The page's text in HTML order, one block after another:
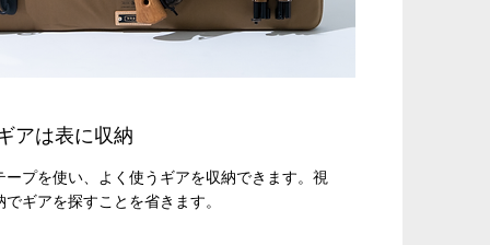
アは表に収納
ープを使い、よく使うギアを収納できます。視
ギアを探すことを省きます。